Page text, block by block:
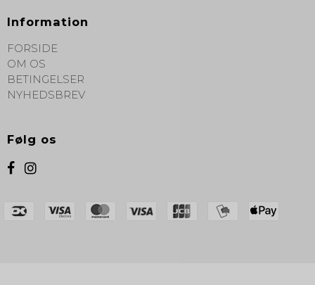
Information
FORSIDE
OM OS
BETINGELSER
NYHEDSBREV
Følg os